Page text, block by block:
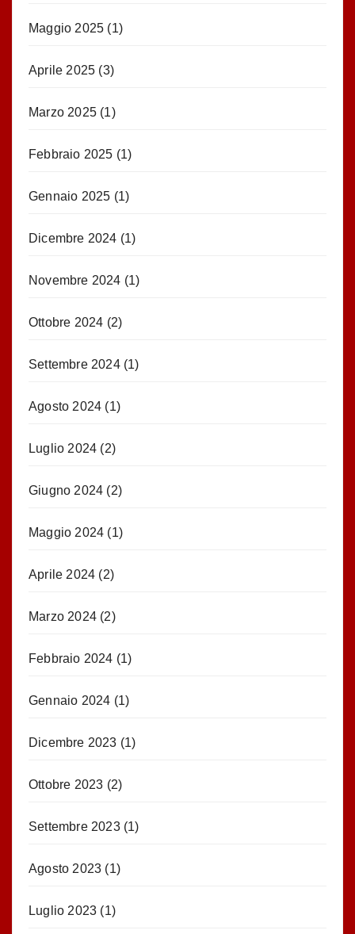
Maggio 2025 (1)
Aprile 2025 (3)
Marzo 2025 (1)
Febbraio 2025 (1)
Gennaio 2025 (1)
Dicembre 2024 (1)
Novembre 2024 (1)
Ottobre 2024 (2)
Settembre 2024(1)
Agosto 2024 (1)
Luglio 2024 (2)
Giugno 2024 (2)
Maggio 2024 (1)
Aprile 2024 (2)
Marzo 2024 (2)
Febbraio 2024 (1)
Gennaio 2024 (1)
Dicembre 2023 (1)
Ottobre 2023 (2)
Settembre 2023(1)
Agosto 2023 (1)
Luglio 2023 (1)